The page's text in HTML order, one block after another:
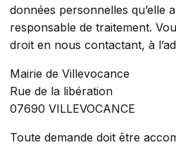
données personnelles qu’elle
responsable de traitement.
droit en nous contactant, à
Mairie de Villevocance
Rue de la libération
07690 VILLEVOCANCE
Toute demande doit être